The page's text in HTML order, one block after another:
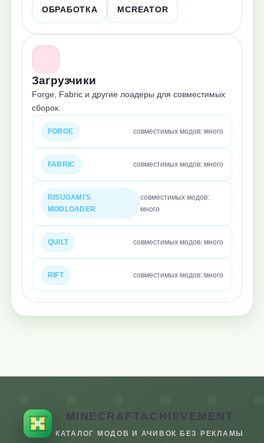
ОБРАБОТКА MCREATOR
Загрузчики
Forge, Fabric и другие лоадеры для совместимых
сборок.
FORGE совместимых модов: много
FABRIC совместимых модов: много
RISUGAMI'S
MODLOADER
совместимых модов:
много
QUILT совместимых модов: много
RIFT совместимых модов: много
MINECRAFTACHIEVEMENT
КАТАЛОГ МОДОВ И АЧИВОК БЕЗ РЕКЛАМЫ